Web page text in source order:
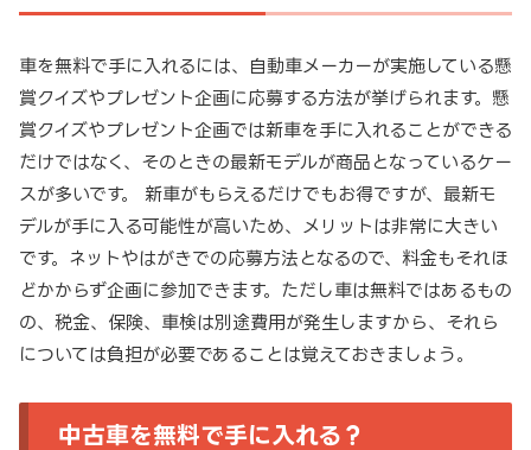
車を無料で手に入れるには、自動車メーカーが実施している懸
賞クイズやプレゼント企画に応募する方法が挙げられます。懸
賞クイズやプレゼント企画では新車を手に入れることができる
だけではなく、そのときの最新モデルが商品となっているケー
スが多いです。 新車がもらえるだけでもお得ですが、最新モ
デルが手に入る可能性が高いため、メリットは非常に大きい
です。ネットやはがきでの応募方法となるので、料金もそれほ
どかからず企画に参加できます。ただし車は無料ではあるもの
の、税金、保険、車検は別途費用が発生しますから、それら
については負担が必要であることは覚えておきましょう。
中古車を無料で手に入れる？